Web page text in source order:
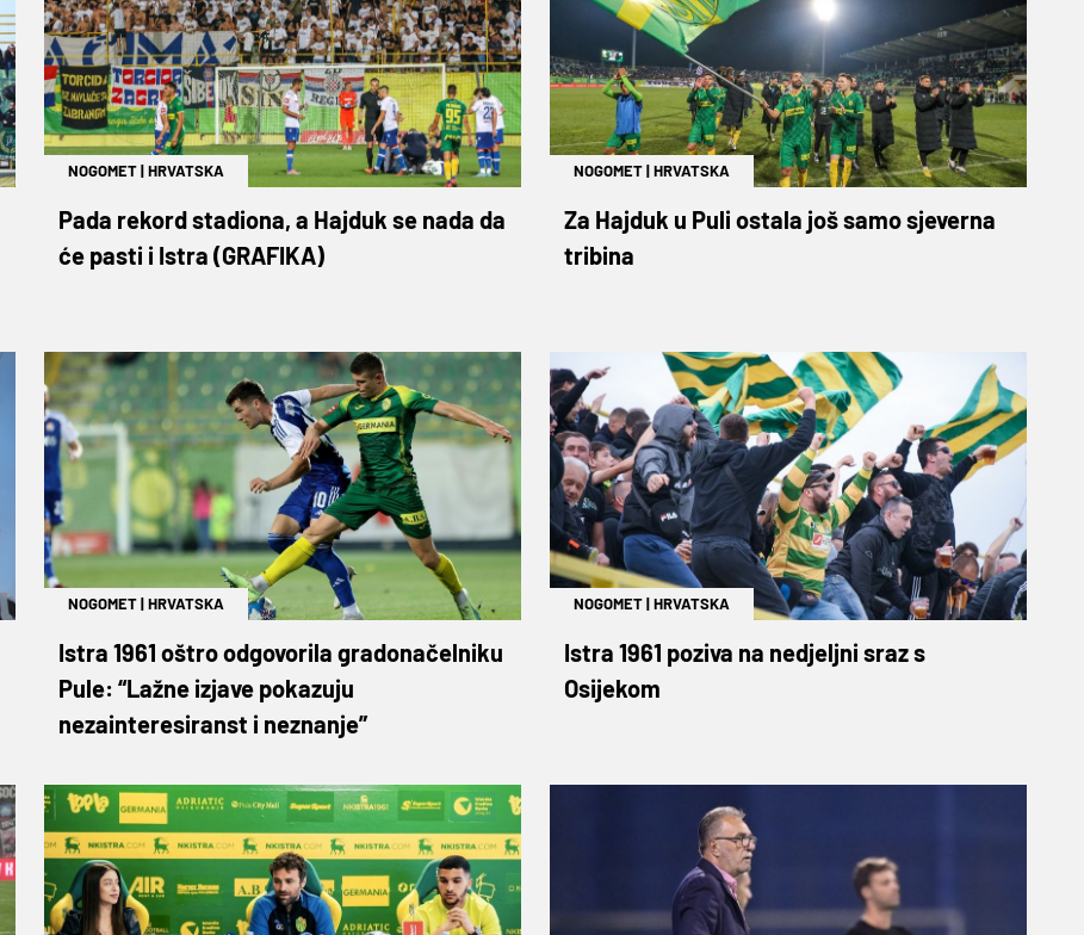
NOGOMET|HRVATSKA
Pada rekord stadiona, a Hajduk se nada da
će pasti i Istra (GRAFIKA)
NOGOMET|HRVATSKA
Za Hajduk u Puli ostala još samo sjeverna
tribina
NOGOMET|HRVATSKA
Istra 1961 oštro odgovorila gradonačelniku
Pule: “Lažne izjave pokazuju
nezainteresiranst i neznanje”
NOGOMET|HRVATSKA
Istra 1961 poziva na nedjeljni sraz s
Osijekom